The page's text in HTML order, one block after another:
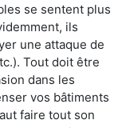
se sentent plus
ils
une attaque de
Tout doit être
dans les
vos bâtiments
faire tout son